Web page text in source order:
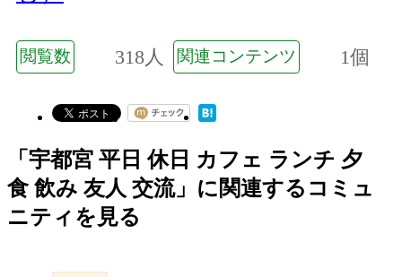
閲覧数 318人 関連コンテンツ 1個
「宇都宮 平日 休日 カフェ ランチ 夕
食 飲み 友人 交流」に関連するコミュ
ニティを見る